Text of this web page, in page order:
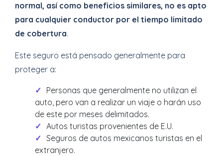
normal, así como beneficios similares, no es apto
para cualquier conductor por el tiempo limitado
de cobertura.
Este seguro está pensado generalmente para
proteger a:
Personas que generalmente no utilizan el
auto, pero van a realizar un viaje o harán uso
de este por meses delimitados.
Autos turistas provenientes de E.U.
Seguros de autos mexicanos turistas en el
extranjero.